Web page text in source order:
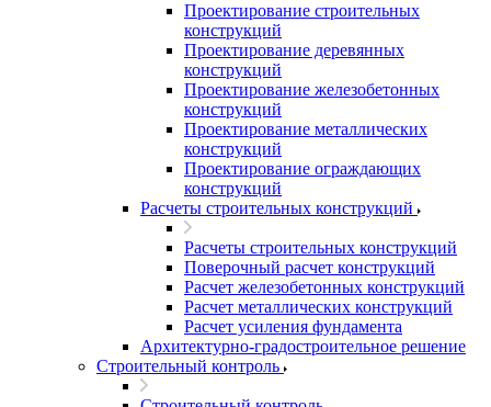
Проектирование строительных
конструкций
Проектирование деревянных
конструкций
Проектирование железобетонных
конструкций
Проектирование металлических
конструкций
Проектирование ограждающих
конструкций
Расчеты строительных конструкций
Расчеты строительных конструкций
Поверочный расчет конструкций
Расчет железобетонных конструкций
Расчет металлических конструкций
Расчет усиления фундамента
Архитектурно-градостроительное решение
Строительный контроль